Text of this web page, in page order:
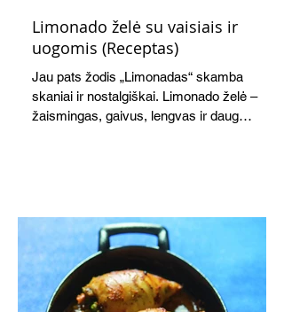
Limonado želė su vaisiais ir
uogomis (Receptas)
Jau pats žodis „Limonadas“ skamba
skaniai ir nostalgiškai. Limonado želė –
žaismingas, gaivus, lengvas ir daug